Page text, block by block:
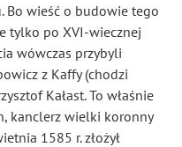
Bo wieść o budowie tego
tylko po XVI-wiecznej
wówczas przybyli
z Kaffy (chodzi
Kałast. To właśnie
kanclerz wielki koronny
1585 r. złożył